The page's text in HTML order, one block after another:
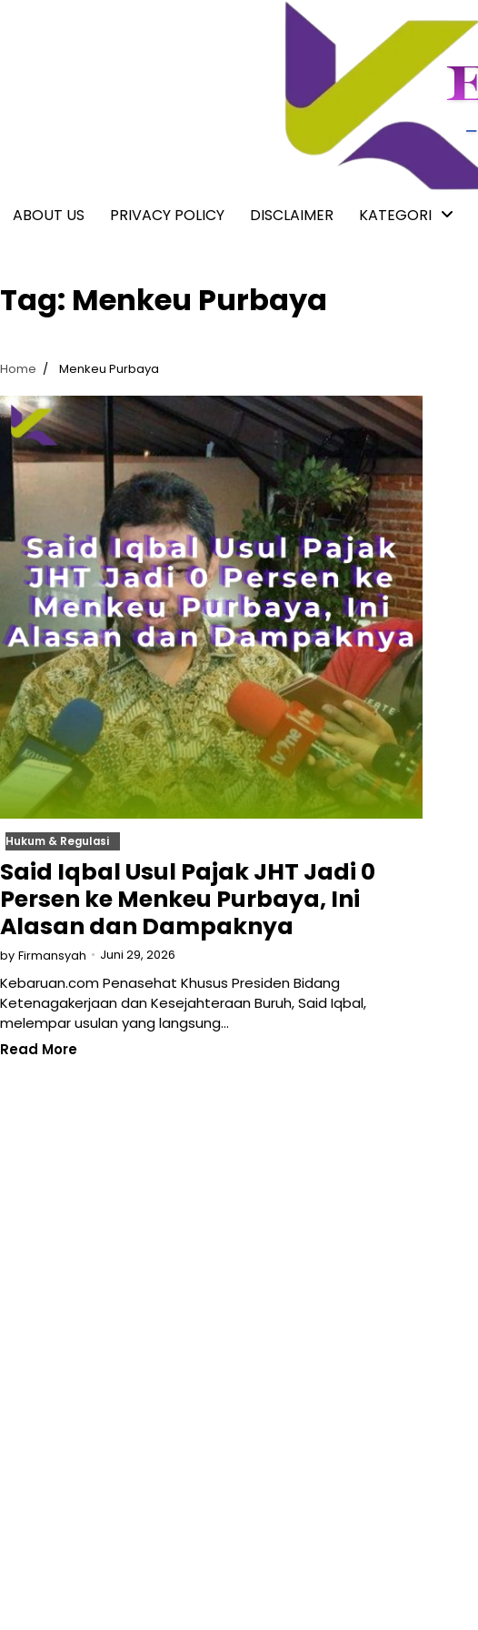
ABOUT US PRIVACY POLICY DISCLAIMER KATEGORI
Tag: Menkeu Purbaya
Home Menkeu Purbaya
Hukum & Regulasi
Said Iqbal Usul Pajak JHT Jadi 0
Persen ke Menkeu Purbaya, Ini
Alasan dan Dampaknya
by Firmansyah Juni 29, 2026
Kebaruan.com Penasehat Khusus Presiden Bidang
Ketenagakerjaan dan Kesejahteraan Buruh, Said Iqbal,
melempar usulan yang langsung…
Read More